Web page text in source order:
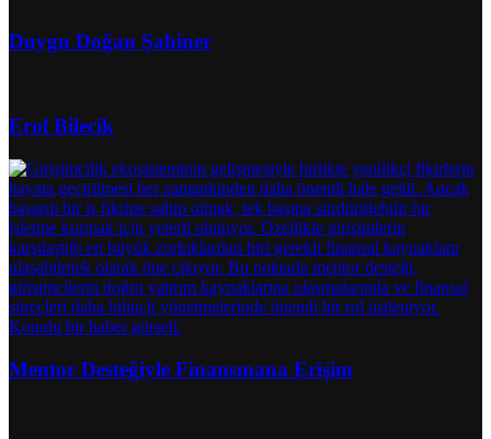
Duygu Doğan Şahiner
Erol Bilecik
Mentor Desteğiyle Finansmana Erişim